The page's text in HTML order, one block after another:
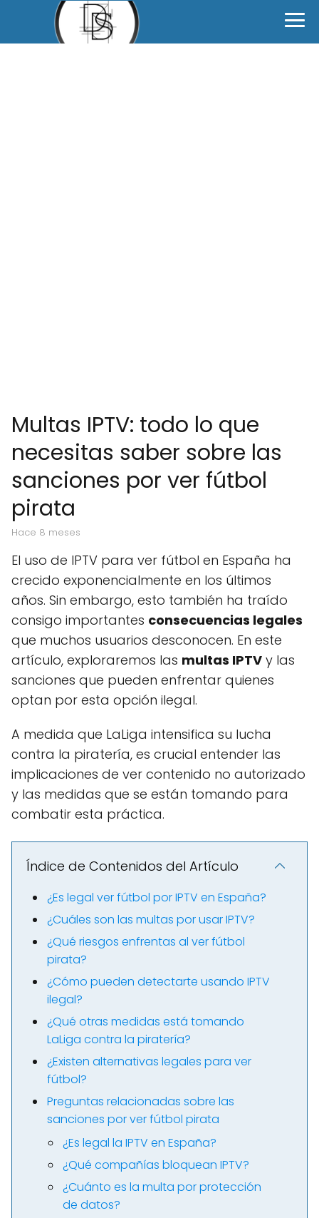
Multas IPTV: todo lo que
necesitas saber sobre las
sanciones por ver fútbol
pirata
hace 8 meses
El uso de IPTV para ver fútbol en España ha
crecido exponencialmente en los últimos
años. Sin embargo, esto también ha traído
consigo importantes consecuencias legales
que muchos usuarios desconocen. En este
artículo, exploraremos las multas IPTV y las
sanciones que pueden enfrentar quienes
optan por esta opción ilegal.
A medida que LaLiga intensifica su lucha
contra la piratería, es crucial entender las
implicaciones de ver contenido no autorizado
y las medidas que se están tomando para
combatir esta práctica.
Índice de Contenidos del Artículo
¿Es legal ver fútbol por IPTV en España?
¿Cuáles son las multas por usar IPTV?
¿Qué riesgos enfrentas al ver fútbol
pirata?
¿Cómo pueden detectarte usando IPTV
ilegal?
¿Qué otras medidas está tomando
LaLiga contra la piratería?
¿Existen alternativas legales para ver
fútbol?
Preguntas relacionadas sobre las
sanciones por ver fútbol pirata
¿Es legal la IPTV en España?
¿Qué compañías bloquean IPTV?
¿Cuánto es la multa por protección
de datos?